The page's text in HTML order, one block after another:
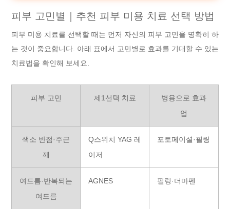
피부 고민별｜추천 피부 미용 치료 선택 방법
피부 미용 치료를 선택할 때는 먼저 자신의 피부 고민을 명확히 하
는 것이 중요합니다. 아래 표에서 고민별로 효과를 기대할 수 있는
치료법을 확인해 보세요.
피부 고민 제1선택 치료
병용으로 효과
업
색소 반점·주근
깨
Q스위치 YAG 레
이저
포토페이셜·필링
여드름·반복되는
여드름
AGNES 필링·더마펜